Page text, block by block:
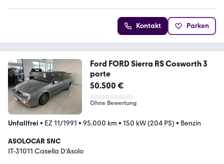
Kontakt Parken
Ford FORD Sierra RS Cosworth 3
porte
50.500 €
Ohne Bewertung
Unfallfrei • EZ 11/1991 • 95.000 km • 150 kW (204 PS) • Benzin
ASOLOCAR SNC
IT-31011 Casella D'Asolo